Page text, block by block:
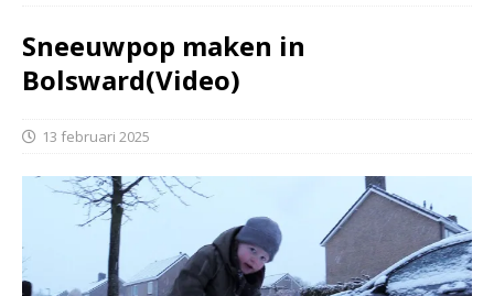
Sneeuwpop maken in
Bolsward(Video)
13 februari 2025